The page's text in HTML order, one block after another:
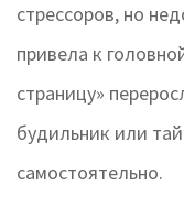
стрессоров, но
привела к
страницу»
будильник или
самостоятельно.